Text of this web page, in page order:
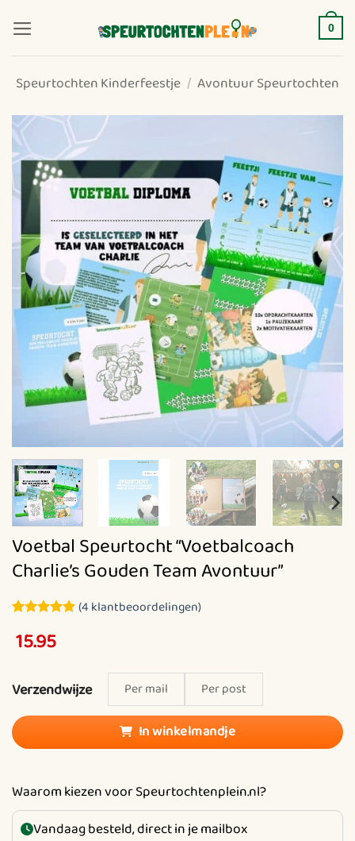
naar
inhoud
0
Speurtochten Kinderfeestje / Avontuur Speurtochten
Voetbal Speurtocht “Voetbalcoach
Charlie’s Gouden Team Avontuur”
5op 5
gebaseerd
(4klantbeoordelingen)
15.95
Verzendwijze Per mail Per post
In winkelmandje
Waarom kiezen voor Speurtochtenplein.nl?
Vandaag besteld, direct in je mailbox